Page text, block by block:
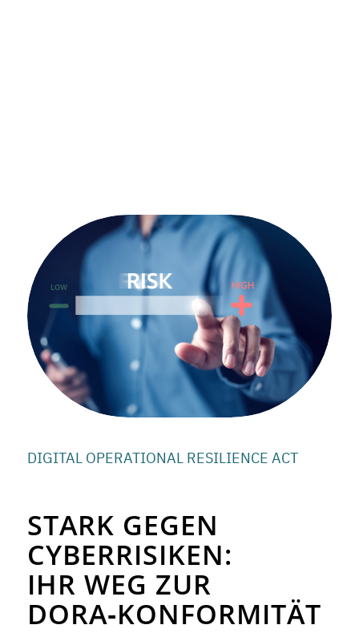
DIGITAL OPERATIONAL RESILIENCE ACT
STARK GEGEN
CYBERRISIKEN:
IHR WEG ZUR
DORA‑KONFORMITÄT